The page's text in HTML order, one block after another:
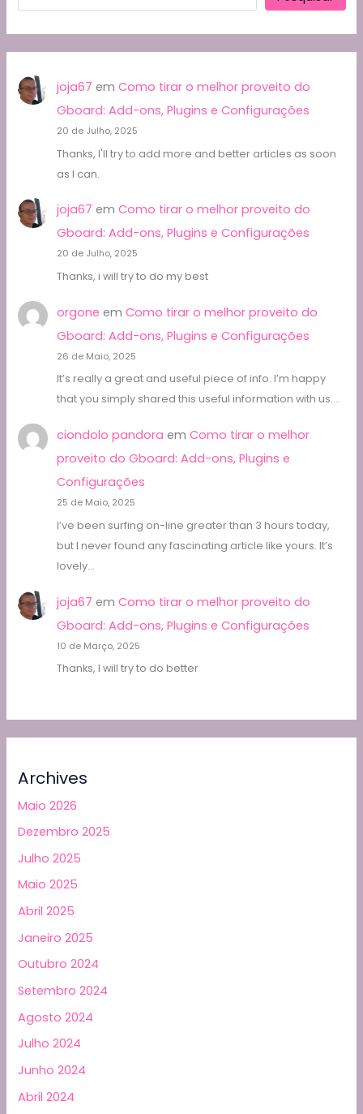
joja67 em Como tirar o melhor proveito do
Gboard: Add-ons, Plugins e Configurações
20 de Julho, 2025
Thanks, I'll try to add more and better articles as soon
as I can.
joja67 em Como tirar o melhor proveito do
Gboard: Add-ons, Plugins e Configurações
20 de Julho, 2025
Thanks, i will try to do my best
orgone em Como tirar o melhor proveito do
Gboard: Add-ons, Plugins e Configurações
26 de Maio, 2025
It’s really a great and useful piece of info. I’m happy
that you simply shared this useful information with us.…
ciondolo pandora em Como tirar o melhor
proveito do Gboard: Add-ons, Plugins e
Configurações
25 de Maio, 2025
I’ve been surfing on-line greater than 3 hours today,
but I never found any fascinating article like yours. It’s
lovely…
joja67 em Como tirar o melhor proveito do
Gboard: Add-ons, Plugins e Configurações
10 de Março, 2025
Thanks, I will try to do better
Archives
Maio 2026
Dezembro 2025
Julho 2025
Maio 2025
Abril 2025
Janeiro 2025
Outubro 2024
Setembro 2024
Agosto 2024
Julho 2024
Junho 2024
Abril 2024